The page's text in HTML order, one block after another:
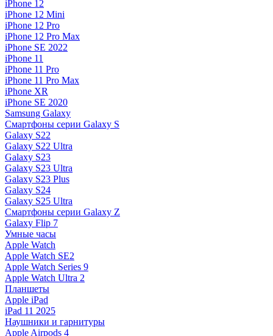
iPhone 12
iPhone 12 Mini
iPhone 12 Pro
iPhone 12 Pro Max
iPhone SE 2022
iPhone 11
iPhone 11 Pro
iPhone 11 Pro Max
iPhone XR
iPhone SE 2020
Samsung Galaxy
Смартфоны серии Galaxy S
Galaxy S22
Galaxy S22 Ultra
Galaxy S23
Galaxy S23 Ultra
Galaxy S23 Plus
Galaxy S24
Galaxy S25 Ultra
Смартфоны серии Galaxy Z
Galaxy Flip 7
Умные часы
Apple Watch
Apple Watch SE2
Apple Watch Series 9
Apple Watch Ultra 2
Планшеты
Apple iPad
iPad 11 2025
Наушники и гарнитуры
Apple Airpods 4